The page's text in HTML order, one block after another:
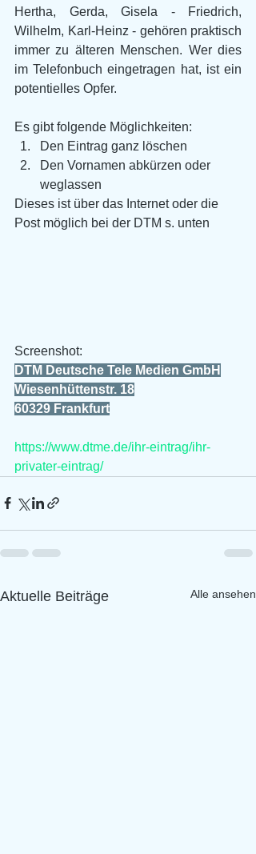
Hertha, Gerda, Gisela - Friedrich,
Wilhelm, Karl-Heinz - gehören praktisch
immer zu älteren Menschen. Wer dies
im Telefonbuch eingetragen hat, ist ein
potentielles Opfer.
Es gibt folgende Möglichkeiten:
Den Eintrag ganz löschen
Den Vornamen abkürzen oder
weglassen
Dieses ist über das Internet oder die
Post möglich bei der DTM s. unten
Screenshot:
DTM Deutsche Tele Medien GmbH
Wiesenhüttenstr. 18
60329 Frankfurt
https://www.dtme.de/ihr-eintrag/ihr-
privater-eintrag/
Aktuelle Beiträge Alle ansehen